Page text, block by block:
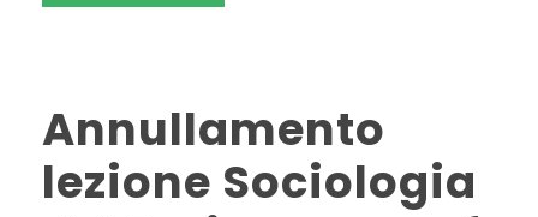
Annullamento
lezione Sociologia